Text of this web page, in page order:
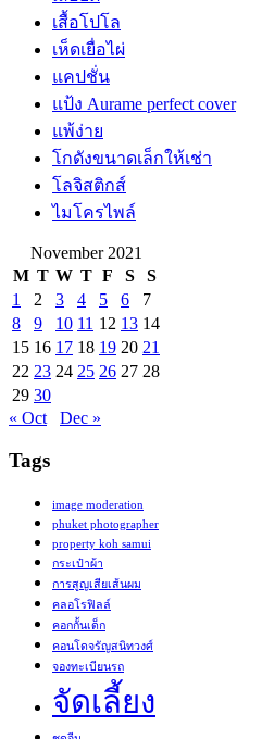
เสื้อโปโล
เห็ดเยื่อไผ่
แคปชั่น
แป้ง Aurame perfect cover
แพ้ง่าย
โกดังขนาดเล็กให้เช่า
โลจิสติกส์
ไมโครไพล์
November 2021
M T W T F S
S
1
2 3 4 5 6
7
8
9 10 11 12 13 14
15 16 17 18 19 20 21
22 23 24 25 26 27 28
29 30
« Oct
Dec »
Tags
image moderation
phuket photographer
property koh samui
กระเป๋าผ้า
การสูญเสียเส้นผม
คลอโรฟิลล์
คอกกั้นเด็ก
คอนโดจรัญสนิทวงศ์
จองทะเบียนรถ
จัดเลี้ยง